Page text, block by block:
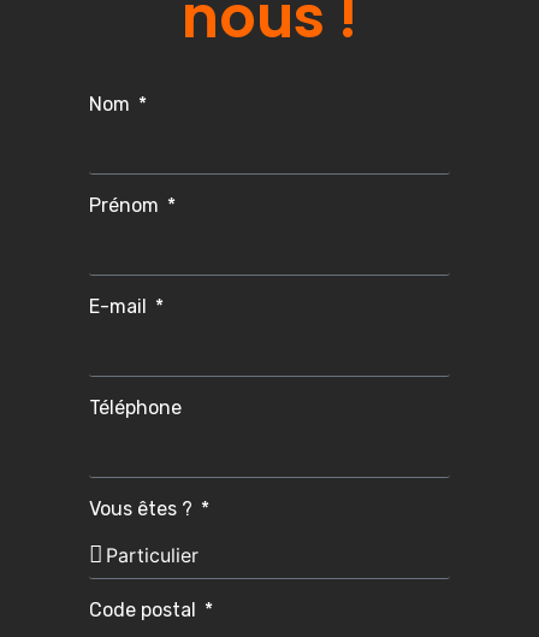
nous !
Nom
Prénom
E-mail
Téléphone
Vous êtes ?
Code postal